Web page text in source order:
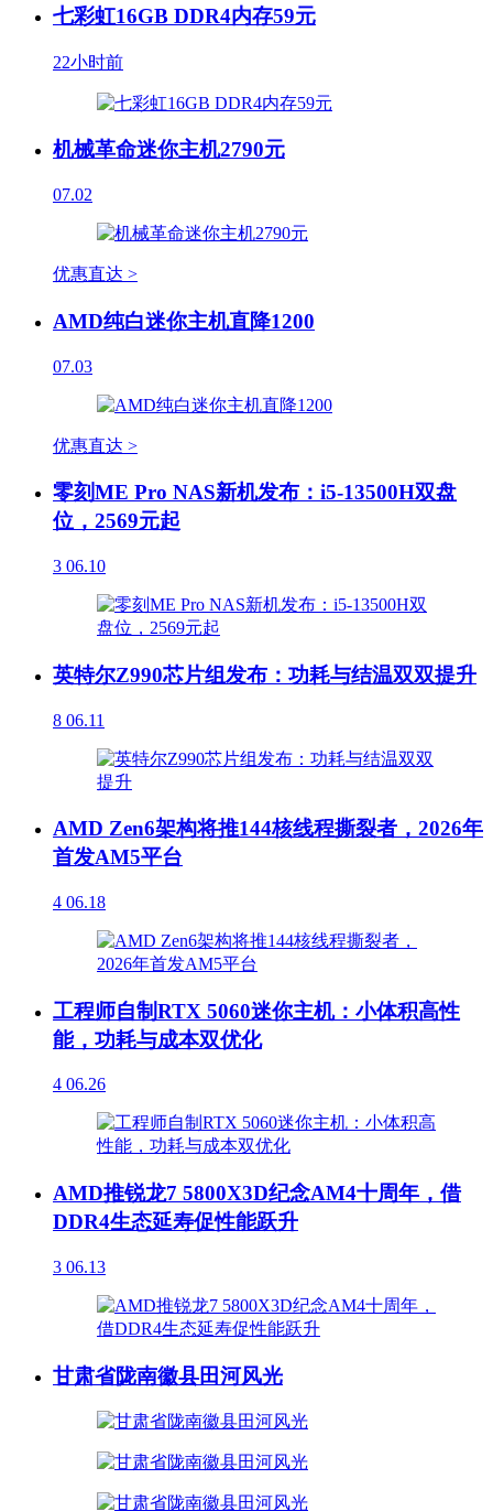
七彩虹16GB DDR4内存59元
22小时前
机械革命迷你主机2790元
07.02
优惠直达 >
AMD纯白迷你主机直降1200
07.03
优惠直达 >
零刻ME Pro NAS新机发布：i5-13500H双盘
位，2569元起
3 06.10
英特尔Z990芯片组发布：功耗与结温双双提升
8 06.11
AMD Zen6架构将推144核线程撕裂者，2026年
首发AM5平台
4 06.18
工程师自制RTX 5060迷你主机：小体积高性
能，功耗与成本双优化
4 06.26
AMD推锐龙7 5800X3D纪念AM4十周年，借
DDR4生态延寿促性能跃升
3 06.13
甘肃省陇南徽县田河风光